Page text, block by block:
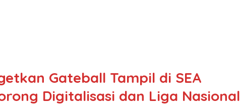
Gateball Tampil di SEA
Digitalisasi dan Liga Nasional